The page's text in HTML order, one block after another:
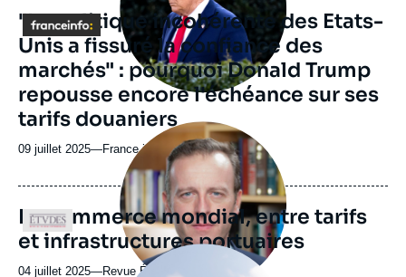
revue
ou
émission
Logo
"La politique incohérente des Etats-
Unis a fissuré la confiance des
marchés" : pourquoi Donald Trump
repousse encore l'échéance sur ses
tarifs douaniers
09 juillet 2025—Nom
journal,
revue
ou
émission
France info
Logo
Image
principale
médiatique
Le commerce mondial, entre tarifs
et infrastructures portuaires
04 juillet 2025—Nom
Revue Études
Image
principale